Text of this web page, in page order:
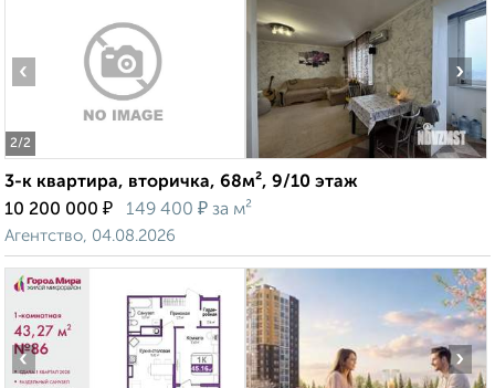
2/2
‹ ›
3-к квартира, вторичка, 68м², 9/10 этаж
10 200 000 ₽ 149 400 ₽ за м²
Агентство, 04.08.2026
‹ ›